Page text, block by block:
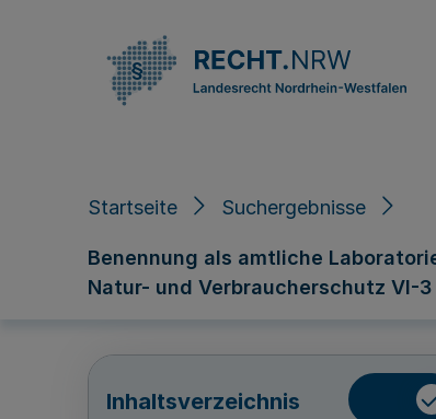
Startseite Suchergebnisse
Benennung als amtliche
Natur- und Verbraucherschutz VI-3
Inhaltsverzeichnis